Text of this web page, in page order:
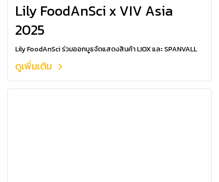
Lily FoodAnSci x VIV Asia
2025
Lily FoodAnSci ร่วมออกบูธจัดแสดงสินค้า LIOX และ SPANVALL
ดูเพิ่มเติม